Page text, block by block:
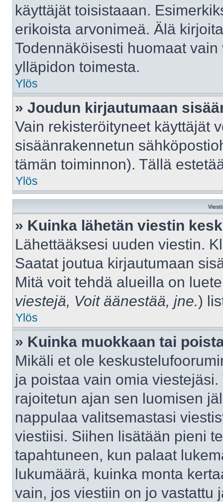
käyttäjät toisistaaan.
erikoista arvonimeä. Älä
Todennäköisesti huomaat
ylläpidon toimesta.
Ylös
» Joudun kirjautumaan
Vain rekisteröityneet käyttäjät
sisäänrakennetun
tämän toiminnon). Tällä
Ylös
» Kuinka lähetän viestin
Lähettääksesi uuden viestin.
Saatat joutua kirjautumaan
Mitä voit tehdä alueilla on
viestejä, Voit äänestää, jne.)
Ylös
» Kuinka muokkaan tai
Mikäli et ole
ja poistaa vain omia
rajoitetun ajan sen luomisen
nappulaa valitsemastasi
viestiisi. Siihen lisätään pieni
tapahtuneen, kun palaat
lukumäärä, kuinka monta
vain, jos viestiin on jo vastattu